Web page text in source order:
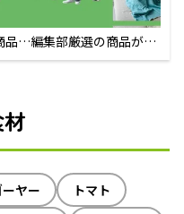
品…編集部厳選の商品が買
ーヤー
トマト